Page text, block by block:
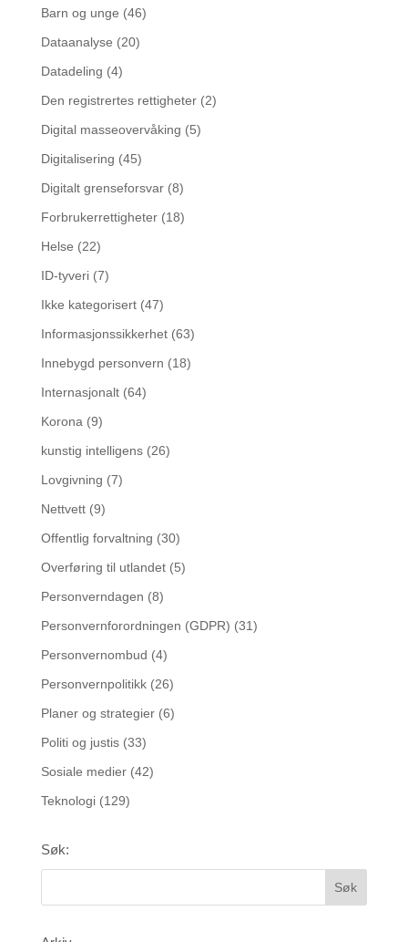
Barn og unge (46)
Dataanalyse (20)
Datadeling (4)
Den registrertes rettigheter(2)
Digital masseovervåking (5)
Digitalisering (45)
Digitalt grenseforsvar(8)
Forbrukerrettigheter(18)
Helse (22)
ID-tyveri(7)
Ikke kategorisert(47)
Informasjonssikkerhet(63)
Innebygd personvern (18)
Internasjonalt(64)
Korona (9)
kunstig intelligens(26)
Lovgivning (7)
Nettvett(9)
Offentlig forvaltning (30)
Overføring til utlandet(5)
Personverndagen (8)
Personvernforordningen (GDPR) (31)
Personvernombud (4)
Personvernpolitikk(26)
Planer og strategier(6)
Politi og justis(33)
Sosiale medier(42)
Teknologi(129)
Søk: